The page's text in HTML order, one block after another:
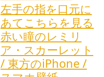
左手の指を口元に
あてこちらを見る
赤い瞳のレミリ
ア・スカーレット
/ 東方のiPhone /